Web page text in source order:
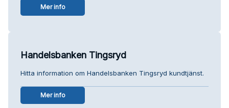
Mer info
Handelsbanken Tingsryd
Hitta information om Handelsbanken Tingsryd kundtjänst.
Mer info